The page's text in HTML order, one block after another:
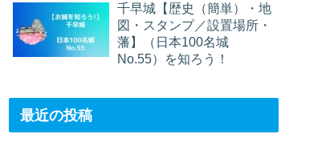
す。
千早城【歴史（簡単）・地
図・スタンプ／設置場所・
藩】（日本100名城
No.55）を知ろう！
最近の投稿